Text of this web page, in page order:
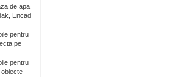
de apa
Encad
pentru
pe
pentru